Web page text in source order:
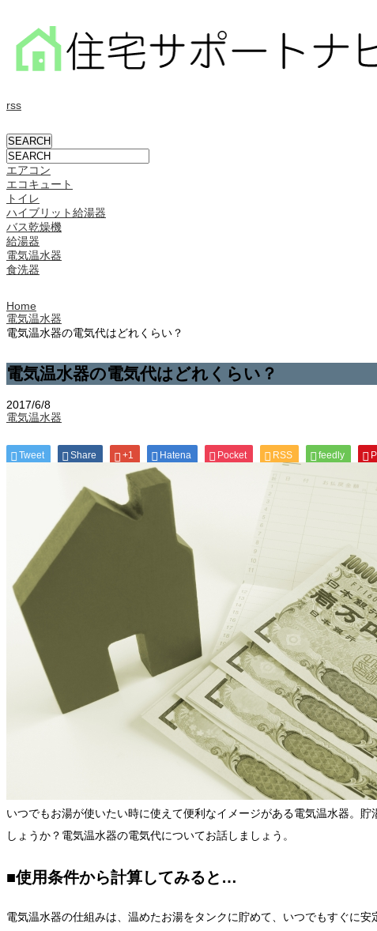
rss
エアコン
エコキュート
トイレ
ハイブリット給湯器
バス乾燥機
給湯器
電気温水器
食洗器
Home
電気温水器
電気温水器の電気代はどれくらい？
電気温水器の電気代はどれくらい？
2017/6/8
電気温水器
Tweet Share +1 Hatena Pocket RSS feedly
いつでもお湯が使いたい時に使えて便利なイメージがある電気温水器。
しょうか？電気温水器の電気代についてお話しましょう。
■使用条件から計算してみると…
電気温水器の仕組みは、温めたお湯をタンクに貯めて、いつでもすぐに安